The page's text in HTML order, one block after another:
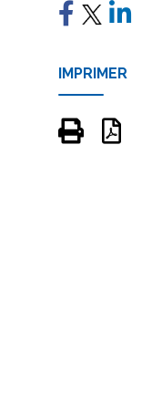
IMPRIMER